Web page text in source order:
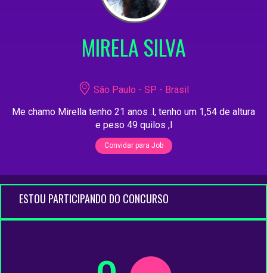
MIRELA SILVA
São Paulo - SP - Brasil
Me chamo Mirella tenho 21 anos .l, tenho um 1,54 de altura
e peso 49 quilos ,l
Convidar para Job
ESTOU PARTICIPANDO DO CONCURSO